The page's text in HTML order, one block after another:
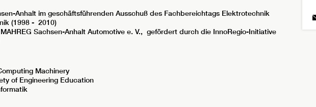
Anhalt im geschäftsführenden Ausschuß des Fachbereichtags Elektrotechnik
(1998 - 2010)
Sachsen-Anhalt Automotive e. V., gefördert durch die InnoRegio-Initiative
Machinery
of Engineering Education